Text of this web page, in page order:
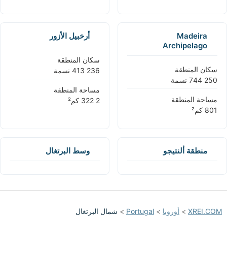
Madeira
Archipelago
سكان المنطقة
مساحة المنطقة
أرخبيل الأزور
سكان المنطقة
مساحة المنطقة
منطقة ألنتيجو وسط البرتغال
XREI.COM
> أوروبا >
Portugal
> شمال البرتغال